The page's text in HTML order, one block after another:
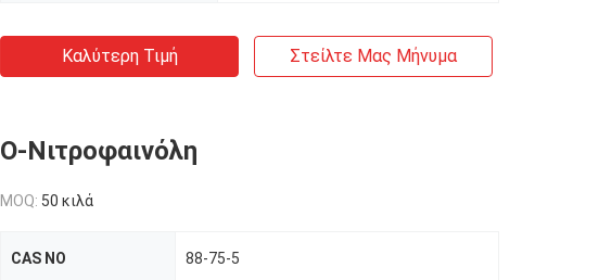
Καλύτερη Τιμή Στείλτε Μας Μήνυμα
Ο-Νιτροφαινόλη
MOQ: 50 κιλά
CAS NO 88-75-5